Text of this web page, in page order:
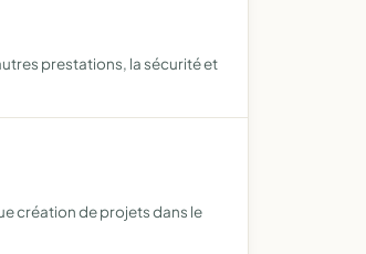
prestations, la sécurité et
création de projets dans le